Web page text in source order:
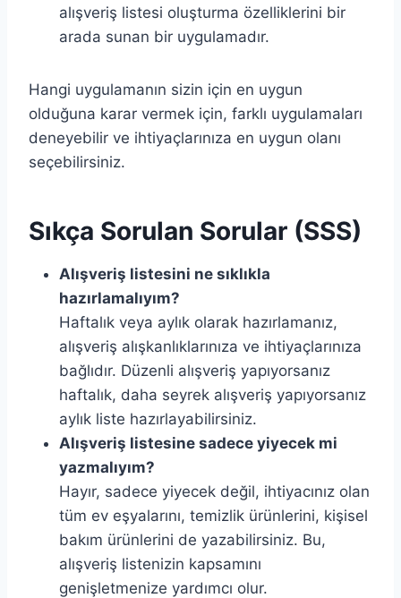
alışveriş listesi oluşturma özelliklerini bir
arada sunan bir uygulamadır.
Hangi uygulamanın sizin için en uygun
olduğuna karar vermek için, farklı uygulamaları
deneyebilir ve ihtiyaçlarınıza en uygun olanı
seçebilirsiniz.
Sıkça Sorulan Sorular (SSS)
Alışveriş listesini ne sıklıkla
hazırlamalıyım?
Haftalık veya aylık olarak hazırlamanız,
alışveriş alışkanlıklarınıza ve ihtiyaçlarınıza
bağlıdır. Düzenli alışveriş yapıyorsanız
haftalık, daha seyrek alışveriş yapıyorsanız
aylık liste hazırlayabilirsiniz.
Alışveriş listesine sadece yiyecek mi
yazmalıyım?
Hayır, sadece yiyecek değil, ihtiyacınız olan
tüm ev eşyalarını, temizlik ürünlerini, kişisel
bakım ürünlerini de yazabilirsiniz. Bu,
alışveriş listenizin kapsamını
genişletmenize yardımcı olur.